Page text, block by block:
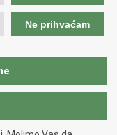
i digitalne
Ne prihvaćam